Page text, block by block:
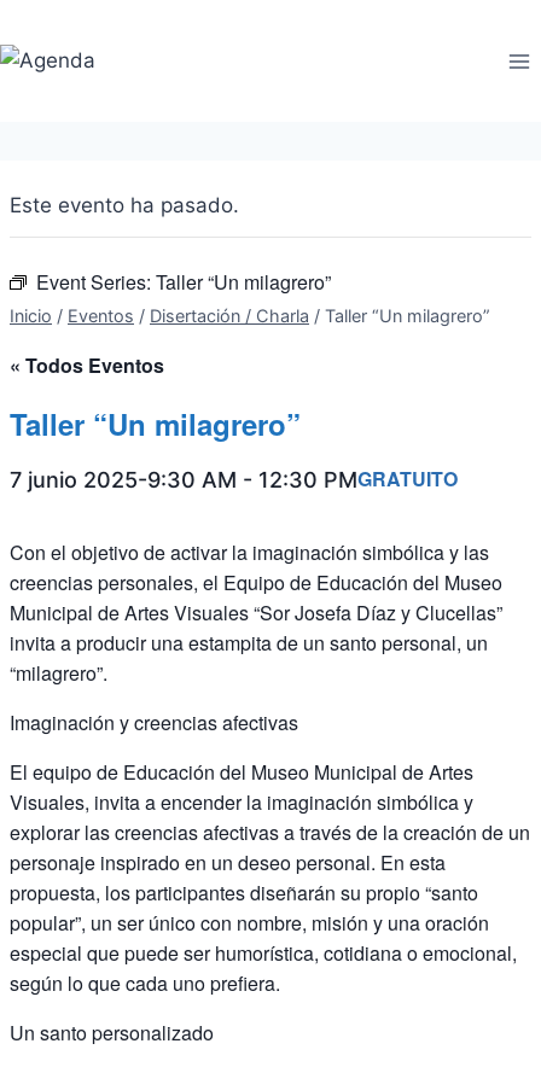
al
contenido
Este evento ha pasado.
Event Series: Taller “Un milagrero”
Inicio / Eventos / Disertación / Charla / Taller “Un milagrero”
« Todos Eventos
Taller “Un milagrero”
7 junio 2025-9:30 AM - 12:30 PMGRATUITO
Con el objetivo de activar la imaginación simbólica y las
creencias personales, el Equipo de Educación del Museo
Municipal de Artes Visuales “Sor Josefa Díaz y Clucellas”
invita a producir una estampita de un santo personal, un
“milagrero”.
Imaginación y creencias afectivas
El equipo de Educación del Museo Municipal de Artes
Visuales, invita a encender la imaginación simbólica y
explorar las creencias afectivas a través de la creación de un
personaje inspirado en un deseo personal. En esta
propuesta, los participantes diseñarán su propio “santo
popular”, un ser único con nombre, misión y una oración
especial que puede ser humorística, cotidiana o emocional,
según lo que cada uno prefiera.
Un santo personalizado